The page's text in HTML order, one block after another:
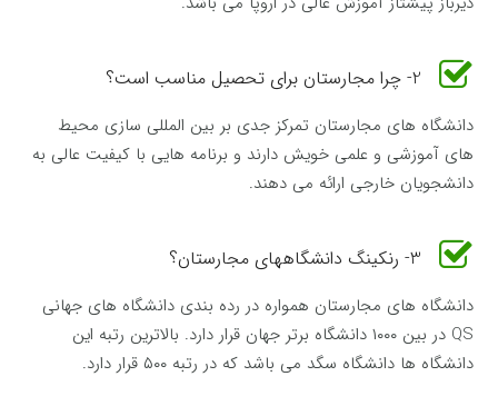
2- چرا مجارستان برای تحصیل مناسب است؟
دانشگاه های مجارستان تمرکز جدی بر بین المللی سازی محیط
های آموزشی و علمی خویش دارند و برنامه هایی با کیفیت عالی به
دانشجویان خارجی ارائه می دهند.
3- رنکینگ دانشگاههای مجارستان؟
دانشگاه های مجارستان همواره در رده بندی دانشگاه های جهانی
QS در بین ۱۰۰۰ دانشگاه برتر جهان قرار دارد. بالاترین رتبه این
دانشگاه ها دانشگاه سگد می باشد که در رتبه ۵۰۰ قرار دارد.